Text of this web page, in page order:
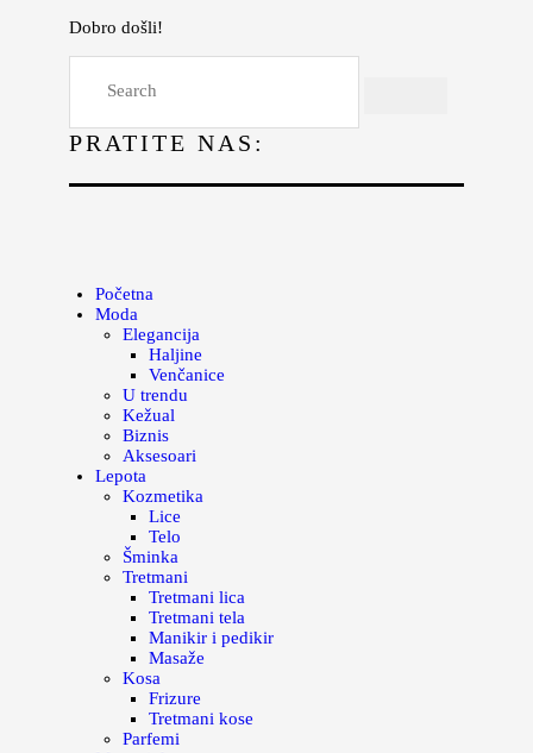
Dobro došli!
PRATITE NAS:
Početna
Moda
Elegancija
Haljine
Venčanice
U trendu
Kežual
Biznis
Aksesoari
Lepota
Kozmetika
Lice
Telo
Šminka
Tretmani
Tretmani lica
Tretmani tela
Manikir i pedikir
Masaže
Kosa
Frizure
Tretmani kose
Parfemi
Lepota
Kuhinja
Magazin